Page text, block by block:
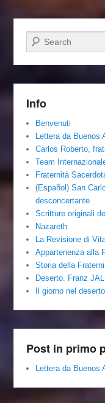
Cerca
Info
Benvenuti
Lettera da Buenos
Carlos Roberto,
Team
Fraternità
(Español) San
desconcertante
Scritture originali
Nazareth
La Revisione di
Appartenenza alla
Storia della
Deserto. Franz
Il giorno nel deserto
Post in primo
Lettera da Buenos